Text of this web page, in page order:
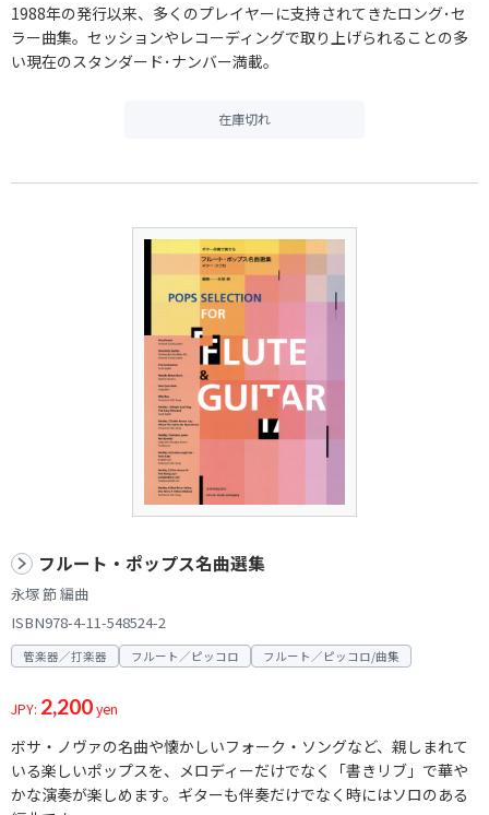
1988年の発行以来、多くのプレイヤーに支持されてきたロング･セ
ラー曲集。セッションやレコーディングで取り上げられることの多
い現在のスタンダード･ナンバー満載。
在庫切れ
フルート・ポップス名曲選集
永塚 節 編曲
ISBN978-4-11-548524-2
管楽器／打楽器 フルート／ピッコロ フルート／ピッコロ/曲集
JPY: 2,200yen
ボサ・ノヴァの名曲や懐かしいフォーク・ソングなど、親しまれて
いる楽しいポップスを、メロディーだけでなく「書きリブ」で華や
かな演奏が楽しめます。ギターも伴奏だけでなく時にはソロのある